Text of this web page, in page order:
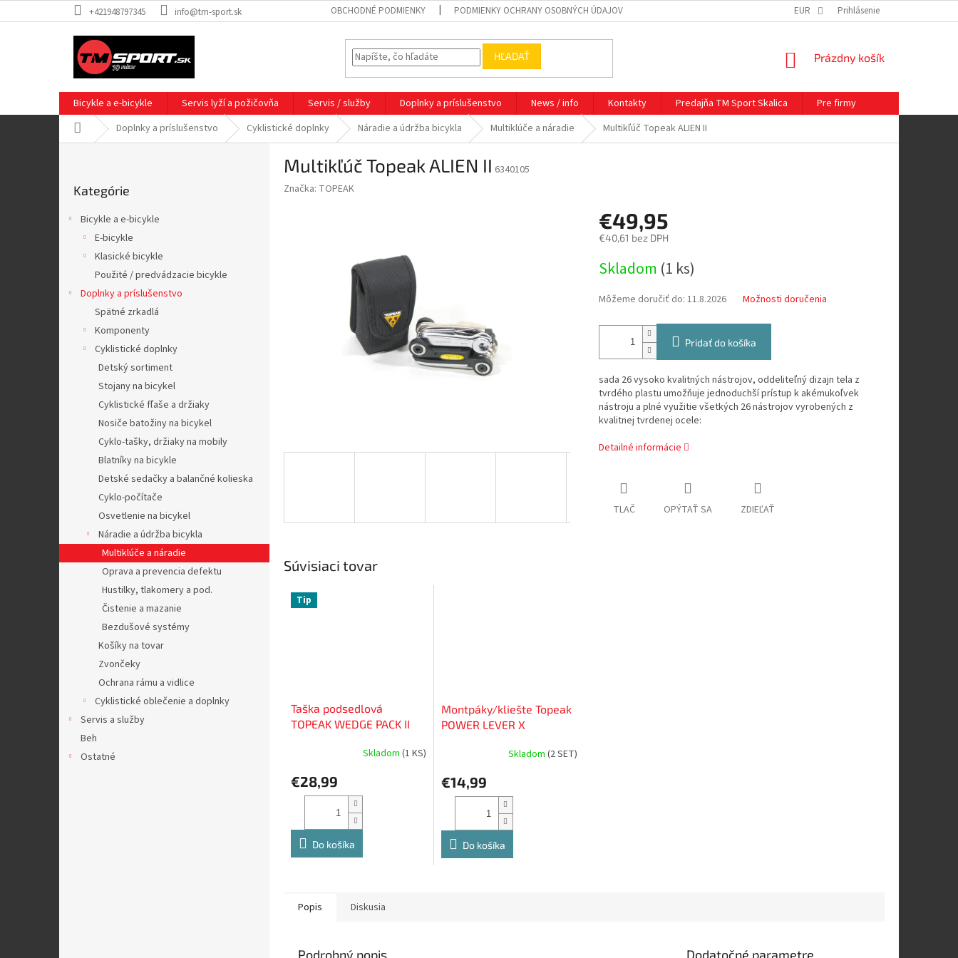
na
+421948797345 info@tm-sport.sk OBCHODNÉ PODMIENKY PODMIENKY OCHRANY OSOBNÝCH ÚDAJOV EUR Prihlásenie
HĽADAŤ
NÁKUPNÝ
Prázdny košík
Bicykle a e-bicykle Servis lyží a požičovňa Servis / služby Doplnky a príslušenstvo News / info Kontakty Predajňa TM Sport Skalica
Pre firmy
DomovDoplnky a príslušenstvo Cyklistické doplnky Náradie a údržba bicykla Multiklúče a náradie Multikľúč Topeak ALIEN II
kategórie
Kategórie
Bicykle a e-bicykle
E-bicykle
Klasické bicykle
Použité / predvádzacie bicykle
Doplnky a príslušenstvo
Spätné zrkadlá
Komponenty
Cyklistické doplnky
Detský sortiment
Stojany na bicykel
Cyklistické fľaše a držiaky
Nosiče batožiny na bicykel
Cyklo-tašky, držiaky na mobily
Blatníky na bicykle
Detské sedačky a balančné kolieska
Cyklo-počítače
Osvetlenie na bicykel
Náradie a údržba bicykla
Multiklúče a náradie
Oprava a prevencia defektu
Hustilky, tlakomery a pod.
Čistenie a mazanie
Bezdušové systémy
Košíky na tovar
Zvončeky
Ochrana rámu a vidlice
Cyklistické oblečenie a doplnky
Servis a služby
Beh
Ostatné
Multikľúč Topeak ALIEN II 6340105
Značka: TOPEAK
€49,95
€40,61 bez DPH
cena:
Skladom (1 ks)
Môžeme doručiť do: 11.8.2026 Možnosti doručenia
Pridať do košíka
sada 26 vysoko kvalitných nástrojov, oddeliteľný dizajn tela z
tvrdého plastu umožňuje jednoduchší prístup k akémukoľvek
nástroju a plné využitie všetkých 26 nástrojov vyrobených z
kvalitnej tvrdenej ocele:
Detailné informácie
TLAČ OPÝTAŤ SA ZDIEĽAŤ
Súvisiaci tovar
Tip
Taška podsedlová
TOPEAK WEDGE PACK II
Skladom (1 KS)
€28,99
Do košíka
Montpáky/kliešte Topeak
POWER LEVER X
Skladom (2 SET)
€14,99
Do košíka
Popis Diskusia
Podrobný popis Dodatočné parametre